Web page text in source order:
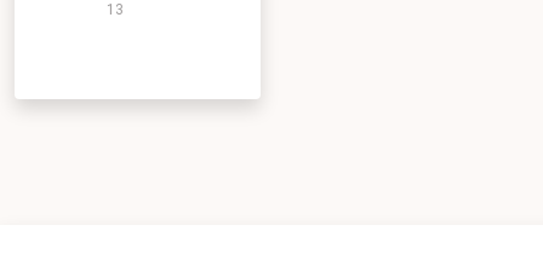
13